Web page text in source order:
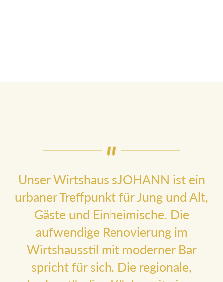
Unser Wirtshaus sJOHANN ist ein
urbaner Treffpunkt für Jung und Alt,
Gäste und Einheimische. Die
aufwendige Renovierung im
Wirtshausstil mit moderner Bar
spricht für sich. Die regionale,